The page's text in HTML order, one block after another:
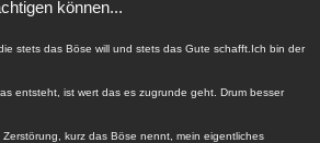
können...
stets das Böse will und stets das Gute schafft.Ich bin der
entsteht, ist wert das es zugrunde geht. Drum besser
kurz das Böse nennt, mein eigentliches